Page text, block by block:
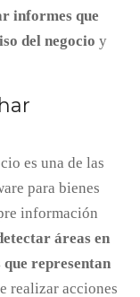
informes que
del negocio y
es una de las
para bienes
información
áreas en
representan
realizar acciones